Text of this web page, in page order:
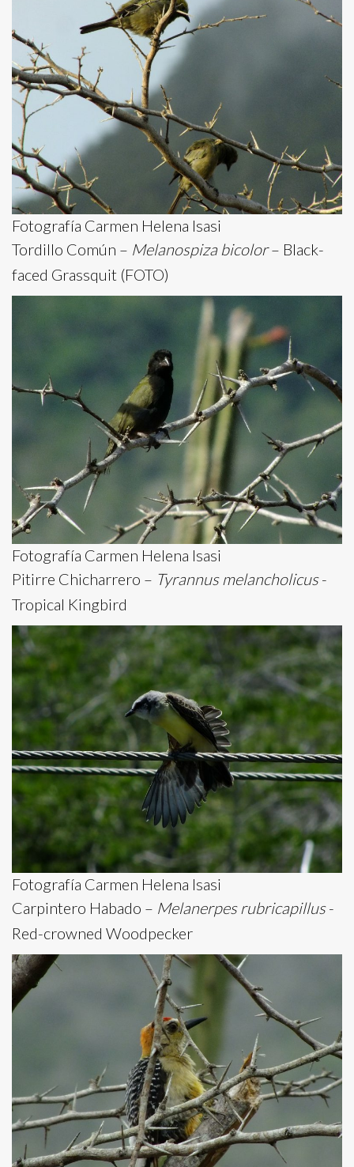
Fotografía Carmen Helena Isasi
Tordillo Común – Melanospiza bicolor– Black-
faced Grassquit (FOTO)
Fotografía Carmen Helena Isasi
Pitirre Chicharrero – Tyrannus melancholicus-
Tropical Kingbird
Fotografía Carmen Helena Isasi
Carpintero Habado – Melanerpes rubricapillus-
Red-crowned Woodpecker